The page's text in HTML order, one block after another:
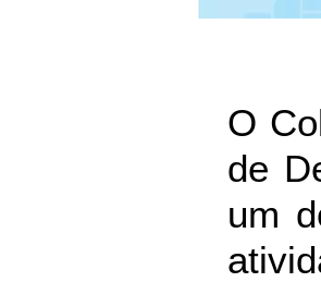
O
de
um